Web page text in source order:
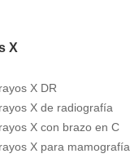
X
X DR
X de radiografía
X con brazo en C
X para mamografía